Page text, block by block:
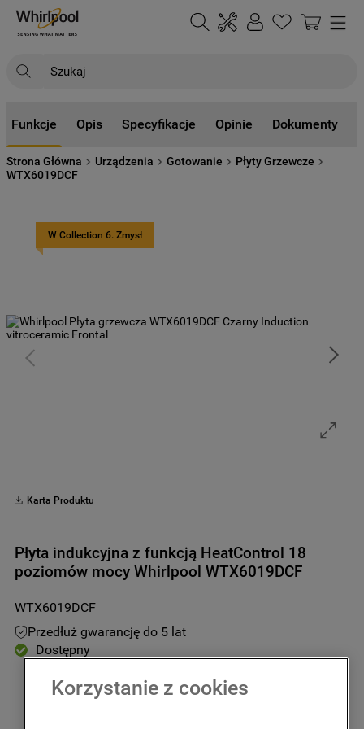
Funkcje Opis Specyfikacje Opinie Dokumenty
Strona Główna Urządzenia Gotowanie
Płyty Grzewcze
WTX6019DCF
W Collection 6. Zmysł
Karta Produktu
Płyta indukcyjna z funkcją HeatControl 18
poziomów mocy Whirlpool WTX6019DCF
WTX6019DCF
Przedłuż gwarancję do 5 lat
Dostępny
3299
Kwota uwzględnia podatek VAT
Korzystanie z cookies
NAJCZĘŚCIEJ SZUKANE
1.
2. lodówki
4. pralka
lodówka do zabudowy